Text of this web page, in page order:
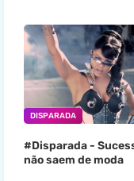
DISPARADA
#Disparada -
não saem de moda